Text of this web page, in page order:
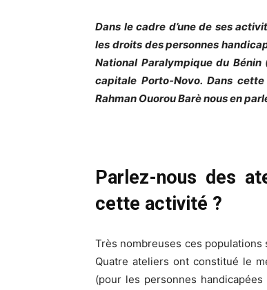
Dans le cadre d’une de ses
les droits des personnes
National Paralympique du
capitale Porto-Novo. Dans
Rahman Ouorou Barè nous en
Parlez-nous des
cette activité ?
Très nombreuses ces
Quatre ateliers ont constitué le
(pour les personnes